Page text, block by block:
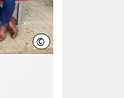
© LHH